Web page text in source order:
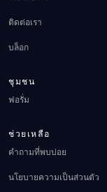
ติดต่อเรา
บล็อก
ชุมชน
ฟอรั่ม
ช่วยเหลือ
คำถามที่พบบ่อย
นโยบายความเป็นส่วนตัว